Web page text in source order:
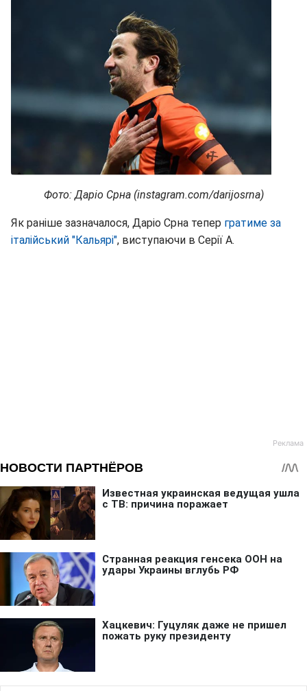
Фото: Даріо Срна (instagram.com/darijosrna)
Як раніше зазначалося, Даріо Срна тепер гратиме за
італійський "Кальярі", виступаючи в Серії А.